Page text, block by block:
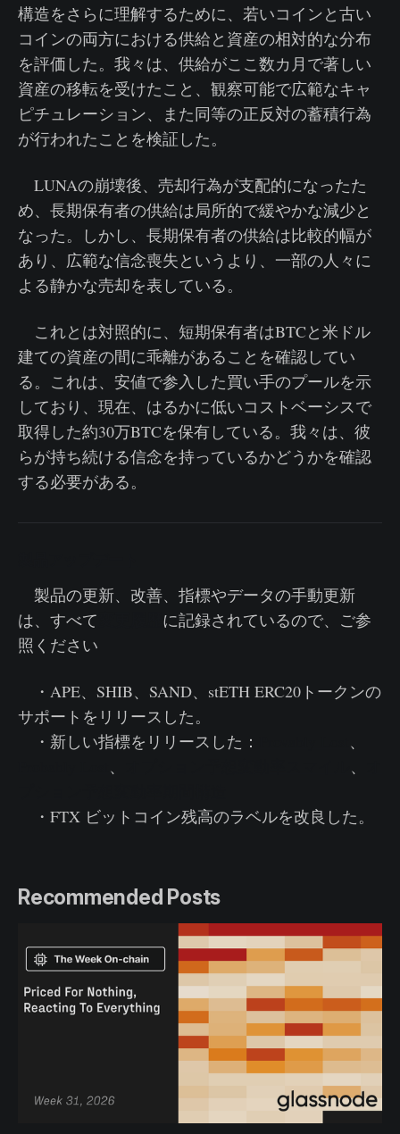
構造をさらに理解するために、若いコインと古い
コインの両方における供給と資産の相対的な分布
を評価した。我々は、供給がここ数カ月で著しい
資産の移転を受けたこと、観察可能で広範なキャ
ピチュレーション、また同等の正反対の蓄積行為
が行われたことを検証した。
LUNAの崩壊後、売却行為が支配的になったた
め、長期保有者の供給は局所的で緩やかな減少と
なった。しかし、長期保有者の供給は比較的幅が
あり、広範な信念喪失というより、一部の人々に
よる静かな売却を表している。
これとは対照的に、短期保有者はBTCと米ドル
建ての資産の間に乖離があることを確認してい
る。これは、安値で参入した買い手のプールを示
しており、現在、はるかに低いコストベーシスで
取得した約30万BTCを保有している。我々は、彼
らが持ち続ける信念を持っているかどうかを確認
する必要がある。
製品の更新、改善、指標やデータの手動更新
は、すべて
に記録されているので、ご参
照ください
・APE、SHIB、SAND、stETH ERC20トークンの
サポートをリリースした。
・新しい指標をリリースした：
、
、 、
・FTX ビットコイン残高のラベルを改良した。
Recommended Posts